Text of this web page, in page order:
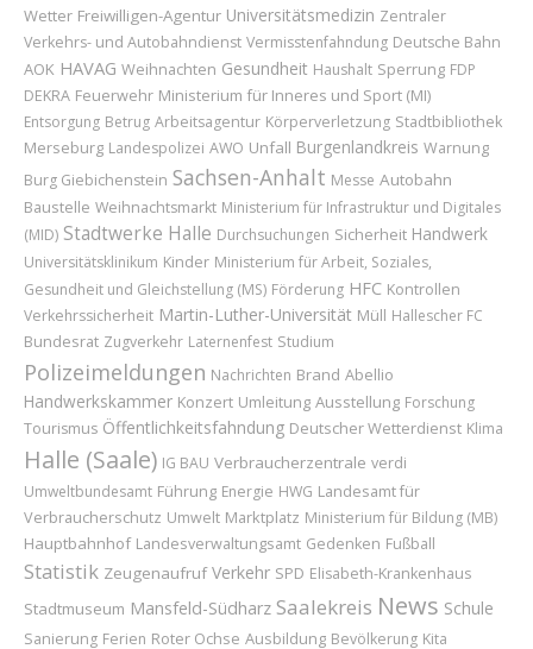
Wetter Freiwilligen-Agentur Universitätsmedizin Zentraler
Verkehrs- und Autobahndienst Vermisstenfahndung Deutsche Bahn
AOK HAVAG Weihnachten Gesundheit Haushalt Sperrung FDP
DEKRA Feuerwehr Ministerium für Inneres und Sport (MI)
Entsorgung Betrug Arbeitsagentur Körperverletzung Stadtbibliothek
Merseburg Landespolizei AWO Unfall Burgenlandkreis Warnung
Burg Giebichenstein Sachsen-Anhalt Messe Autobahn
Baustelle Weihnachtsmarkt Ministerium für Infrastruktur und Digitales
(MID) Stadtwerke Halle Durchsuchungen Sicherheit Handwerk
Universitätsklinikum Kinder Ministerium für Arbeit, Soziales,
Gesundheit und Gleichstellung (MS) Förderung HFC Kontrollen
Verkehrssicherheit Martin-Luther-Universität Müll Hallescher FC
Bundesrat Zugverkehr Laternenfest Studium
Polizeimeldungen Nachrichten Brand Abellio
Handwerkskammer Konzert Umleitung Ausstellung Forschung
Tourismus Öffentlichkeitsfahndung Deutscher Wetterdienst Klima
Halle (Saale) IG BAU Verbraucherzentrale verdi
Umweltbundesamt Führung Energie HWG Landesamt für
Verbraucherschutz Umwelt Marktplatz Ministerium für Bildung (MB)
Hauptbahnhof Landesverwaltungsamt Gedenken Fußball
Statistik Zeugenaufruf Verkehr SPD Elisabeth-Krankenhaus
Stadtmuseum Mansfeld-Südharz Saalekreis News Schule
Sanierung Ferien Roter Ochse Ausbildung Bevölkerung Kita